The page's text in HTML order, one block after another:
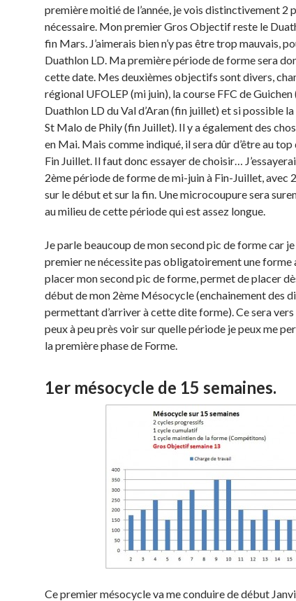
première moitié de l’année, je vois distinctivement 2
nécessaire. Mon premier Gros Objectif reste le
fin Mars. J’aimerais bien n’y pas être trop mauvais,
Duathlon LD. Ma première période de forme sera
cette date. Mes deuxièmes objectifs sont divers,
régional UFOLEP (mi juin), la course FFC de Guichen
Duathlon LD du Val d’Aran (fin juillet) et si possible
St Malo de Phily (fin Juillet). Il y a également des
en Mai. Mais comme indiqué, il sera dûr d’être au
Fin Juillet. Il faut donc essayer de choisir…
2ème période de forme de mi-juin à Fin-Juillet, avec
sur le début et sur la fin. Une microcoupure sera
au milieu de cette période qui est assez longue.
Je parle beaucoup de mon second pic de forme car je
premier ne nécessite pas obligatoirement une forme
placer mon second pic de forme, permet de placer
début de mon 2ème Mésocycle (enchainement des
permettant d’arriver à cette dite forme). Ce sera
peux à peu près voir sur quelle période je peux me
la première phase de Forme.
1er mésocycle de 15 semaines.
Ce premier mésocycle va me conduire de début